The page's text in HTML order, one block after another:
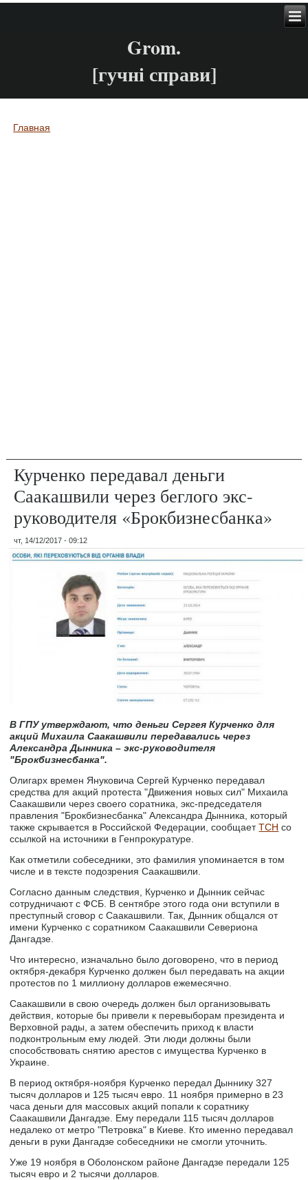
Grom.
[гучні справи]
Вы здесь
Главная
Курченко передавал деньги
Саакашвили через беглого экс-
руководителя «Брокбизнесбанка»
чт, 14/12/2017 - 09:12
В ГПУ утверждают, что деньги Сергея Курченко для
акций Михаила Саакашвили передавались через
Александра Дынника – экс-руководителя
"Брокбизнесбанка".
Олигарх времен Януковича Сергей Курченко передавал
средства для акций протеста "Движения новых сил" Михаила
Саакашвили через своего соратника, экс-председателя
правления "Брокбизнесбанка" Александра Дынника, который
также скрывается в Российской Федерации, сообщаетТСН со
ссылкой на источники в Генпрокуратуре.
Как отметили собеседники, это фамилия упоминается в том
числе и в тексте подозрения Саакашвили.
Согласно данным следствия, Курченко и Дынник сейчас
сотрудничают с ФСБ. В сентябре этого года они вступили в
преступный сговор с Саакашвили. Так, Дынник общался от
имени Курченко с соратником Саакашвили Севериона
Дангадзе.
Что интересно, изначально было договорено, что в период
октября-декабря Курченко должен был передавать на акции
протестов по 1 миллиону долларов ежемесячно.
Саакашвили в свою очередь должен был организовывать
действия, которые бы привели к перевыборам президента и
Верховной рады, а затем обеспечить приход к власти
подконтрольным ему людей. Эти люди должны были
способствовать снятию арестов с имущества Курченко в
Украине.
В период октября-ноября Курченко передал Дыннику 327
тысяч долларов и 125 тысяч евро. 11 ноября примерно в 23
часа деньги для массовых акций попали к соратнику
Саакашвили Дангадзе. Ему передали 115 тысяч долларов
недалеко от метро "Петровка" в Киеве. Кто именно передавал
деньги в руки Дангадзе собеседники не смогли уточнить.
Уже 19 ноября в Оболонском районе Дангадзе передали 125
тысяч евро и 2 тысячи долларов.